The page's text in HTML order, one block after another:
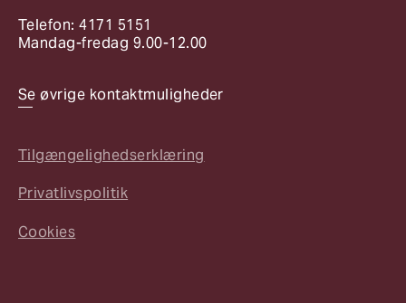
Telefon: 4171 5151
Mandag-fredag 9.00-12.00
Se øvrige kontaktmuligheder
Tilgængelighedserklæring
Privatlivspolitik
Cookies